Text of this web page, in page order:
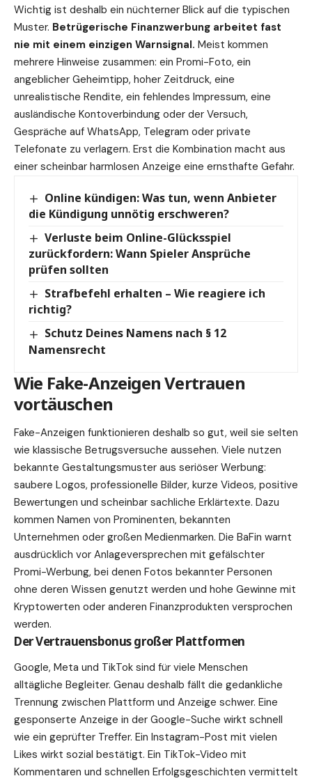
Wichtig ist deshalb ein nüchterner Blick auf die typischen
Muster. Betrügerische Finanzwerbung arbeitet fast
nie mit einem einzigen Warnsignal. Meist kommen
mehrere Hinweise zusammen: ein Promi-Foto, ein
angeblicher Geheimtipp, hoher Zeitdruck, eine
unrealistische Rendite, ein fehlendes Impressum, eine
ausländische Kontoverbindung oder der Versuch,
Gespräche auf WhatsApp, Telegram oder private
Telefonate zu verlagern. Erst die Kombination macht aus
einer scheinbar harmlosen Anzeige eine ernsthafte Gefahr.
Online kündigen: Was tun, wenn Anbieter
die Kündigung unnötig erschweren?
Verluste beim Online-Glücksspiel
zurückfordern: Wann Spieler Ansprüche
prüfen sollten
Strafbefehl erhalten – Wie reagiere ich
richtig?
Schutz Deines Namens nach § 12
Namensrecht
Wie Fake-Anzeigen Vertrauen
vortäuschen
Fake-Anzeigen funktionieren deshalb so gut, weil sie selten
wie klassische Betrugsversuche aussehen. Viele nutzen
bekannte Gestaltungsmuster aus seriöser Werbung:
saubere Logos, professionelle Bilder, kurze Videos, positive
Bewertungen und scheinbar sachliche Erklärtexte. Dazu
kommen Namen von Prominenten, bekannten
Unternehmen oder großen Medienmarken. Die BaFin warnt
ausdrücklich vor Anlageversprechen mit gefälschter
Promi-Werbung, bei denen Fotos bekannter Personen
ohne deren Wissen genutzt werden und hohe Gewinne mit
Kryptowerten oder anderen Finanzprodukten versprochen
werden.
Der Vertrauensbonus großer Plattformen
Google, Meta und TikTok sind für viele Menschen
alltägliche Begleiter. Genau deshalb fällt die gedankliche
Trennung zwischen Plattform und Anzeige schwer. Eine
gesponserte Anzeige in der Google-Suche wirkt schnell
wie ein geprüfter Treffer. Ein Instagram-Post mit vielen
Likes wirkt sozial bestätigt. Ein TikTok-Video mit
Kommentaren und schnellen Erfolgsgeschichten vermittelt